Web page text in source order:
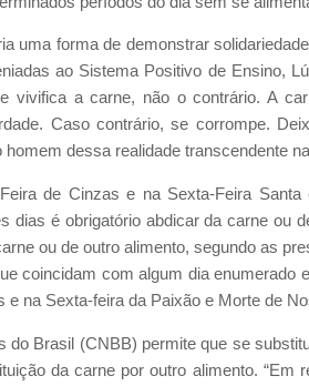
uma forma de demonstrar
ao Sistema Positivo de Ensino,
vivifica a carne, não o contrário. A
Caso contrário, se corrompe.
dessa realidade transcendente
de Cinzas e na Sexta-Feira
dias é obrigatório abdicar da carne ou
ou de outro alimento, segundo as
coincidam com algum dia enumerado
na Sexta-feira da Paixão e Morte de
do Brasil (CNBB) permite que se
da carne por outro alimento. “Em